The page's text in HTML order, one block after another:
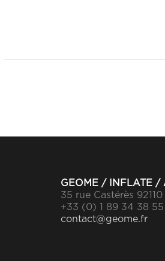
GEOME / INFLATE /
35 rue Castérès
+33 (0) 1 89 34 38 55
contact@geome.fr